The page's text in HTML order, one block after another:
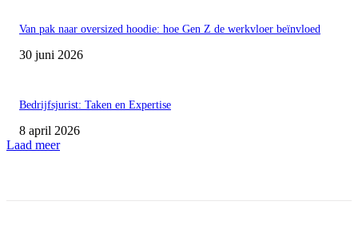
Van pak naar oversized hoodie: hoe Gen Z de werkvloer beïnvloed
30 juni 2026
Bedrijfsjurist: Taken en Expertise
8 april 2026
Laad meer